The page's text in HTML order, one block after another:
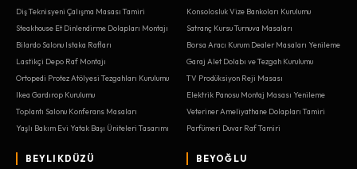
Diş Teknisyeni Çalışma Masası Tamiri
Steakhouse Et Dinlendirme Dolapları Montajı
Bilardo Salonu Istaka Rafları
Lastikçi Depo Raf Montajı
Ortopedi Protez Atölyesi Tezgahları Kurulumu
Ikea Gardırop Kurulumu
Toplantı Salonu Konferans Masaları
Yaşlı Bakım Evi Yatak Başı Üniteleri Tasarımı
Konsolosluk Vize Bankoları Kurulumu
Satranç Kursu Turnuva Masaları
Borsa Aracı Kurum Dealer Masaları Yenileme
Garaj Alet Dolabı ve Tezgah Kurulumu
TV Prodüksiyon Reji Masası
Elektrik Panosu Montaj Masası Yenileme
Veteriner Ameliyathane Dolapları Tamiri
Parfümeri Duvar Raf Tamiri
BEYLIKDÜZÜ BEYOĞLU